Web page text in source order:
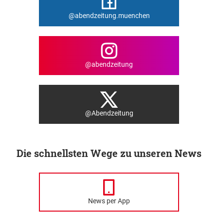
@abendzeitung.muenchen
@abendzeitung
@Abendzeitung
Die schnellsten Wege zu unseren News
News per App